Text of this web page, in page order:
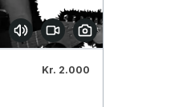
Kr. 2.000